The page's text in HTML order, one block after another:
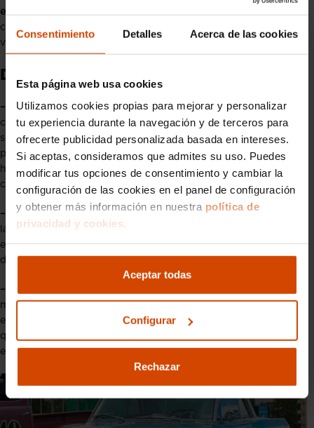
Consentimiento Detalles Acerca de las cookies
Esta página web usa cookies
Utilizamos cookies propias para mejorar y personalizar
tu experiencia durante la navegación y de terceros para
ofrecerte publicidad personalizada basada en intereses.
Si aceptas, consideramos que admites su uso. Puedes
modificar tus opciones de consentimiento y cambiar la
configuración de las cookies en el panel de configuración
y obtener más información en nuestra política de
privacidad y cookies.
Aceptar todas
Configurar
Rechazar
encima de las comodidades modernas
con la carretera es algo que raramente se encuentra en los
vehículos más nuevos.
Desventajas de los coches clásicos
– Mantenimiento y restauración: El mantenimiento de un
coche clásico, a pesar de que por norma general suele ser más
sencillo, también puede ser más costoso ya que las piezas
pueden ser difíciles de encontrar y a menudo requieren
habilidades especializadas para su restauración y
conservación.
– Falta de tecnología moderna : Los coches clásicos carecen de
las tecnologías de seguridad y comodidad que están presentes
en los vehículos modernos lo cual puede hacer que su uso
diario sea menos práctico y seguro.
– Eficiencia y emisiones
menos eficientes en términos de consumo de combustible y
emisiones en comparación con los modelos más recientes, lo
que puede ser una preocupación en áreas con regulaciones
estrictas de emisiones.